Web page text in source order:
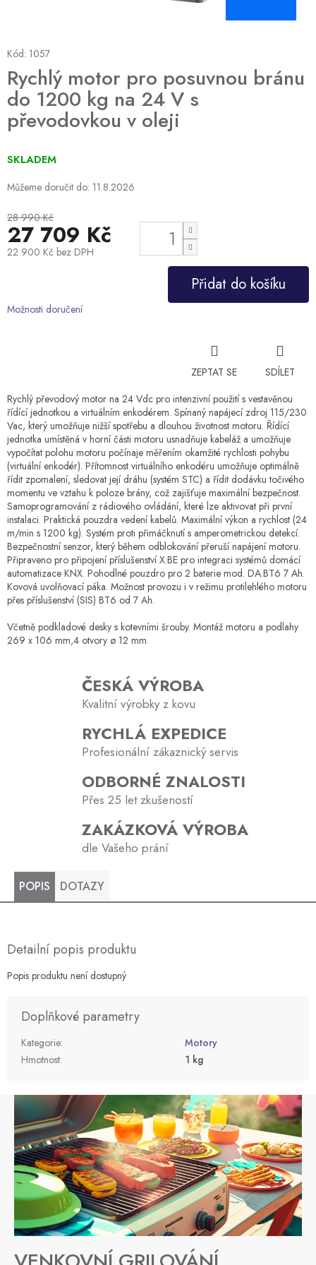
Rychlý motor pro posuvnou bránu
do 1200 kg na 24 V s
převodovkou v oleji
Kód: 1057
SKLADEM
Můžeme doručit do: 11.8.2026
28 990 Kč
27 709 Kč
22 900 Kč bez DPH
Přidat do košíku
Možnosti doručení
ZEPTAT SE
SDÍLET
Rychlý převodový motor na 24 Vdc pro intenzivní použití s ​​vestavěnou
řídící jednotkou a virtuálním enkodérem. Spínaný napájecí zdroj 115/230
Vac, který umožňuje nižší spotřebu a dlouhou životnost motoru. Řídící
jednotka umístěná v horní části motoru usnadňuje kabeláž a umožňuje
vypočítat polohu motoru počínaje měřením okamžité rychlosti pohybu
(virtuální enkodér). Přítomnost virtuálního enkodéru umožňuje optimálně
řídit zpomalení, sledovat její dráhu (systém STC) a řídit dodávku točivého
momentu ve vztahu k poloze brány, což zajišťuje maximální bezpečnost.
Samoprogramování z rádiového ovládání, které lze aktivovat při první
instalaci. Praktická pouzdra vedení kabelů. Maximální výkon a rychlost (24
m/min s 1200 kg). Systém proti přimáčknutí s amperometrickou detekcí.
Bezpečnostní senzor, který během odblokování přeruší napájení motoru.
Připraveno pro připojení příslušenství X.BE pro integraci systémů domácí
automatizace KNX. Pohodlné pouzdro pro 2 baterie mod. DA.BT6 7 Ah.
Kovová uvolňovací páka. Možnost provozu i v režimu protilehlého motoru
přes příslušenství (SIS) BT6 od 7 Ah.
Včetně podkladové desky s kotevními šrouby. Montáž motoru a podlahy
269 x 106 mm,4 otvory ø 12 mm.
ČESKÁ VÝROBA
Kvalitní výrobky z kovu
RYCHLÁ EXPEDICE
Profesionální zákaznický servis
ODBORNÉ ZNALOSTI
Přes 25 let zkušeností
ZAKÁZKOVÁ VÝROBA
dle Vašeho prání
POPIS DOTAZY
Detailní popis produktu
Popis produktu není dostupný
Doplňkové parametry
Kategorie:
Motory
Hmotnost: 1 kg